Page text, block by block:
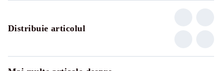
Distribuie articolul